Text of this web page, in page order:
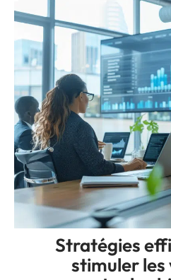
Stratégies
stimuler les